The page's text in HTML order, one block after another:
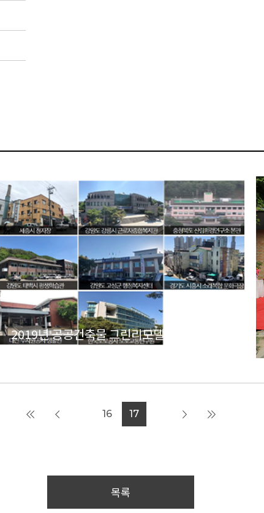
2019년 공공건축물 그린리모델링
16 17
목록